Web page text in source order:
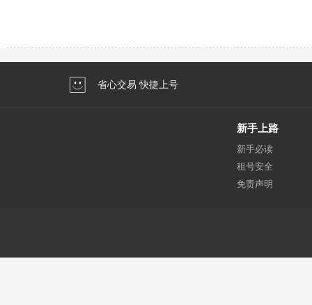
省心交易 快捷上号
新手上路
新手必读
租号安全
免责声明